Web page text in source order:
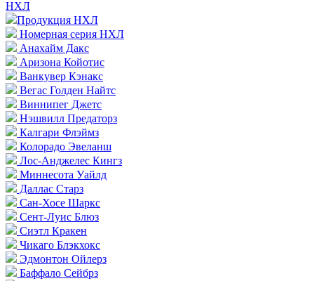
НХЛ
Продукция НХЛ
Номерная серия НХЛ
Анахайм Дакс
Аризона Койотис
Ванкувер Кэнакс
Вегас Голден Найтс
Виннипег Джетс
Нэшвилл Предаторз
Калгари Флэймз
Колорадо Эвеланш
Лос-Анджелес Кингз
Миннесота Уайлд
Даллас Старз
Сан-Хосе Шаркс
Сент-Луис Блюз
Сиэтл Кракен
Чикаго Блэкхокс
Эдмонтон Ойлерз
Баффало Сейбрз